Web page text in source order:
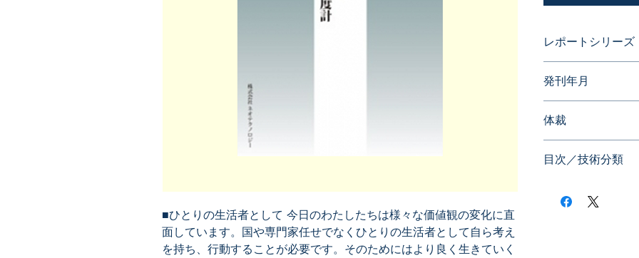
■ひとりの生活者として 今日のわたしたちは様々な価値観の変化に直
面しています。国や専門家任せでなくひとりの生活者として自ら考え
を持ち、行動することが必要です。そのためにはより良く生きていく
レポートシリーズ
発刊年月
体裁
目次／技術分類